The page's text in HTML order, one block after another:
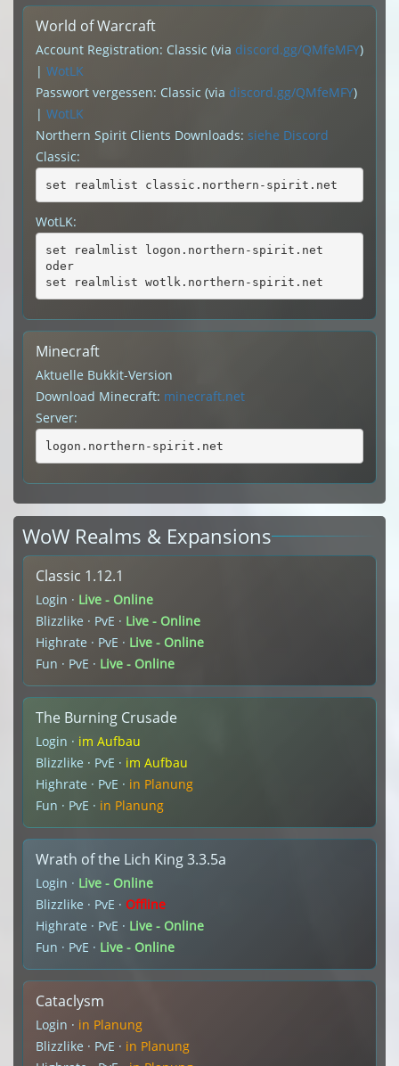
World of Warcraft
Account Registration: Classic (via discord.gg/QMfeMFY)
| WotLK
Passwort vergessen: Classic (via discord.gg/QMfeMFY)
| WotLK
Northern Spirit Clients Downloads: siehe Discord
Classic:
set realmlist classic.northern-spirit.net
WotLK:
set realmlist logon.northern-spirit.net
oder
set realmlist wotlk.northern-spirit.net
Minecraft
Aktuelle Bukkit-Version
Download Minecraft: minecraft.net
Server:
logon.northern-spirit.net
WoW Realms & Expansions
Classic 1.12.1
Login · Live - Online
Blizzlike · PvE · Live - Online
Highrate · PvE · Live - Online
Fun · PvE · Live - Online
The Burning Crusade
Login · im Aufbau
Blizzlike · PvE · im Aufbau
Highrate · PvE · in Planung
Fun · PvE · in Planung
Wrath of the Lich King 3.3.5a
Login · Live - Online
Blizzlike · PvE · Offline
Highrate · PvE · Live - Online
Fun · PvE · Live - Online
Cataclysm
Login · in Planung
Blizzlike · PvE · in Planung